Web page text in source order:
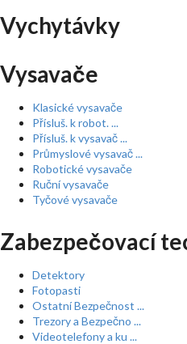
Vychytávky
Vysavače
Klasické vysavače
Přísluš. k robot. ...
Přísluš. k vysavač ...
Průmyslové vysavač ...
Robotické vysavače
Ruční vysavače
Tyčové vysavače
Zabezpečovací
Detektory
Fotopasti
Ostatní Bezpečnost ...
Trezory a Bezpečno ...
Videotelefony a ku ...